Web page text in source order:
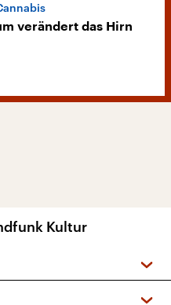
verändert das Hirn
Kultur